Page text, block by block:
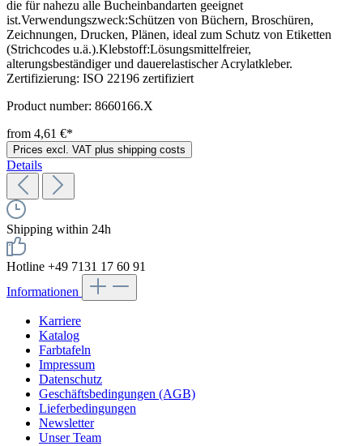
die für nahezu alle Bucheinbandarten geeignet
ist.Verwendungszweck:Schützen von Büchern, Broschüren,
Zeichnungen, Drucken, Plänen, ideal zum Schutz von Etiketten
(Strichcodes u.ä.).Klebstoff:Lösungsmittelfreier,
alterungsbeständiger und dauerelastischer Acrylatkleber.
Zertifizierung: ISO 22196 zertifiziert
Product number: 8660166.X
from 4,61 €*
Prices excl. VAT plus shipping costs
Details
Shipping within 24h
Hotline +49 7131 17 60 91
Informationen
Karriere
Katalog
Farbtafeln
Impressum
Datenschutz
Geschäftsbedingungen (AGB)
Lieferbedingungen
Newsletter
Unser Team